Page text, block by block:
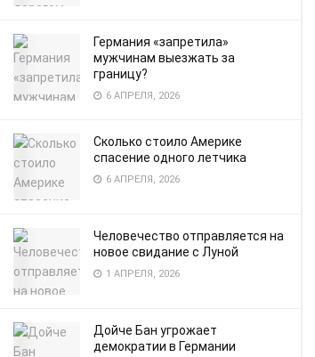
Германия «запретила»
мужчинам выезжать за
границу?
6 АПРЕЛЯ, 2026
Сколько стоило Америке
спасение одного летчика
6 АПРЕЛЯ, 2026
Человечество отправляется на
новое свидание с Луной
1 АПРЕЛЯ, 2026
Дойче Бан угрожает
демократии в Германии